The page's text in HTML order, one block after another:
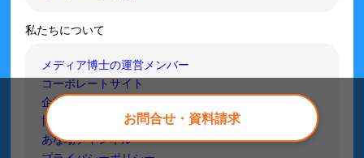
お問合せ・資料請求
私たちについて
メディア博士の運営メンバー
コーポレートサイト
企業情報
博士.comチャンネル！
あな場チャンネル